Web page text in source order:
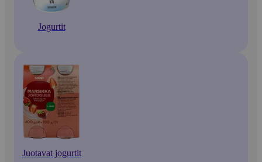
Jogurtit
Juotavat jogurtit